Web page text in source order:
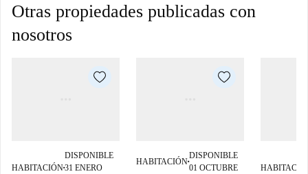
Otras propiedades publicadas con
nosotros
HABITACIÓN■
DISPONIBLE
31 ENERO
HABITACIÓN■
DISPONIBLE
01 OCTUBRE